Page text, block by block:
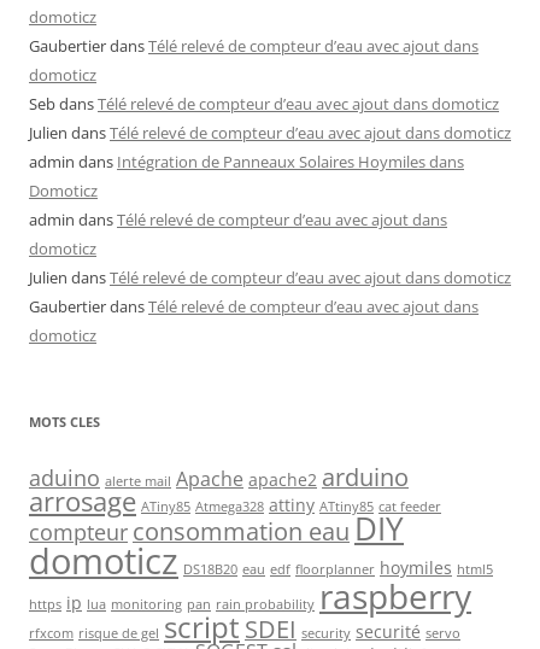
domoticz
GaubertierdansTélé relevé de compteur d’eau avec ajout dans
domoticz
SebdansTélé relevé de compteur d’eau avec ajout dans domoticz
Julien dansTélé relevé de compteur d’eau avec ajout dans domoticz
admin dans Intégration de Panneaux Solaires Hoymiles dans
Domoticz
admin dansTélé relevé de compteur d’eau avec ajout dans
domoticz
Julien dansTélé relevé de compteur d’eau avec ajout dans domoticz
GaubertierdansTélé relevé de compteur d’eau avec ajout dans
domoticz
MOTS CLES
aduino alerte mail Apache apache2 arduino
arrosage ATiny85 Atmega328 attiny ATtiny85 cat feeder
compteur consommation eauDIY
domoticz DS18B20 eau edf floorplanner hoymiles html5
https ip lua monitoring pan rain probability raspberry
rfxcom risque de gel script SDEI security securité servo